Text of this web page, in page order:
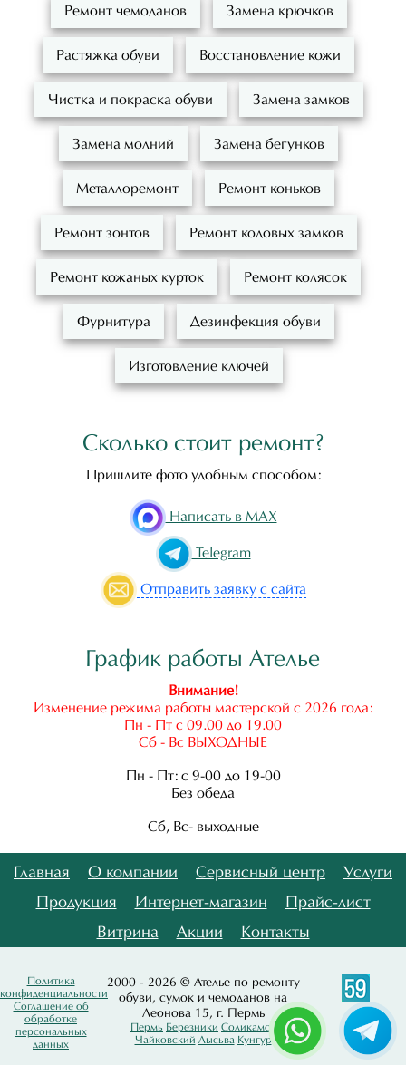
Ремонт чемоданов Замена крючков
Растяжка обуви Восстановление кожи
Чистка и покраска обуви Замена замков
Замена молний Замена бегунков
Металлоремонт Ремонт коньков
Ремонт зонтов Ремонт кодовых замков
Ремонт кожаных курток Ремонт колясок
Фурнитура Дезинфекция обуви
Изготовление ключей
Сколько стоит ремонт?
Пришлите фото удобным способом:
Написать в MAX
Telegram
Отправить заявку с сайта
График работы Ателье
Внимание!
Изменение режима работы мастерской с 2026 года:
Пн - Пт с 09.00 до 19.00
Сб - Вс ВЫХОДНЫЕ
Пн - Пт: с 9-00 до 19-00
Без обеда
Сб, Вс- выходные
Главная О компании Сервисный центр
Услуги
Продукция
Интернет-магазин
Прайс-лист
Витрина
Акции Контакты
Политика
конфиденциальности
Соглашение об
обработке
персональных
данных
2000 - 2026 © Ателье по ремонту
обуви, сумок и чемоданов на
Леонова 15, г. Пермь
Пермь Березники Соликамск
Чайковский Лысьва Кунгур